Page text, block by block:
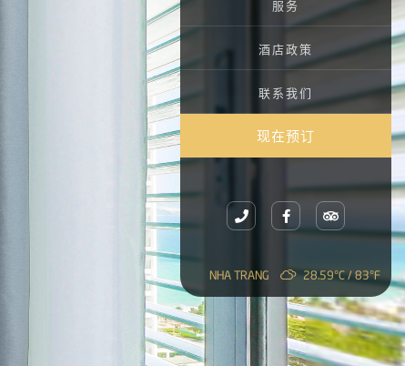
服务
会议
其他服务
酒店政策
联系我们
现在预订
NHA TRANG 28.59°C / 83°F